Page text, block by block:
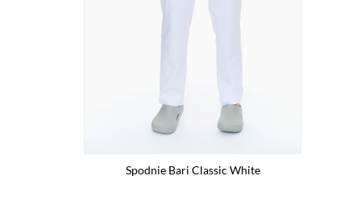
Spodnie Bari Classic White